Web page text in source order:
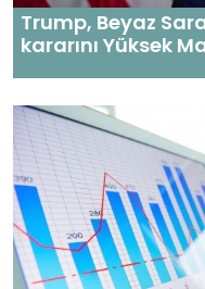
Trump, Beyaz
kararını Yüksek